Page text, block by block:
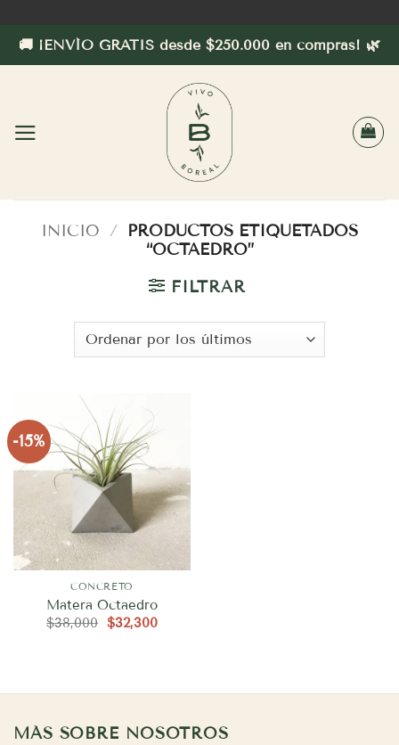
contenido
🚚 ¡ENVÍO GRATIS desde $250.000 en compras! 🌿
INICIO / PRODUCTOS ETIQUETADOS
“OCTAEDRO”
FILTRAR
-15%
CONCRETO
Matera Octaedro
$38,000 El
$32,300El
MÁS SOBRE NOSOTROS